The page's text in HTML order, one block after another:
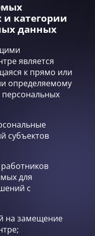
категории
данных
является
к прямо или
определяемому
персональных
субъектов
для
с
на замещение